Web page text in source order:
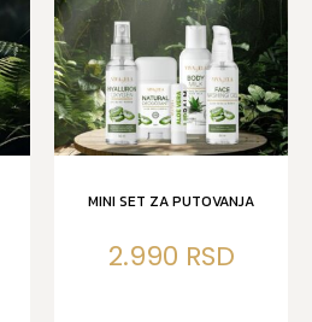
MINI SET ZA PUTOVANJA
2.990